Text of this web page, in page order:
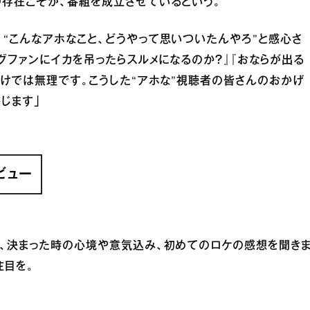
在こそが、番組を成立させているという。
んなアホなこと、どうやって思いついたんやろ”と感心さ
ファンにイカを吊ったらスルメになるのか？』『おならが出る
けでは無理です。こうした“アホな”視聴者の皆さんのおかげ
ます」
ュー
まった時の心境や意気込み、初めてのロケの感想を聞き
を。